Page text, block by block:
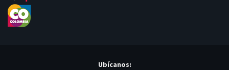
Ubícanos: